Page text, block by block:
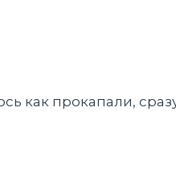
как прокапали, сразу